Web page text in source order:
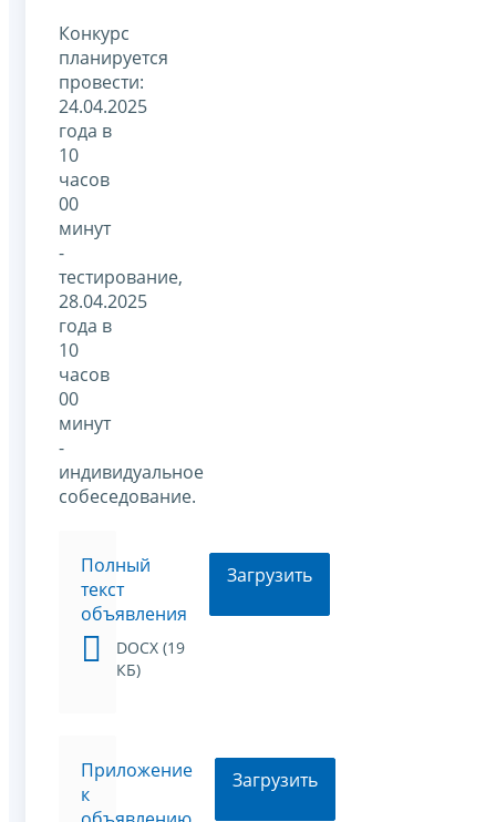
Конкурс
планируется
провести:
24.04.2025
года в
10
часов
00
минут
-
тестирование,
28.04.2025
года в
10
часов
00
минут
-
индивидуальное
собеседование.
Полный
текст
объявления
DOCX (19
КБ)
Загрузить
Приложение
к
Загрузить